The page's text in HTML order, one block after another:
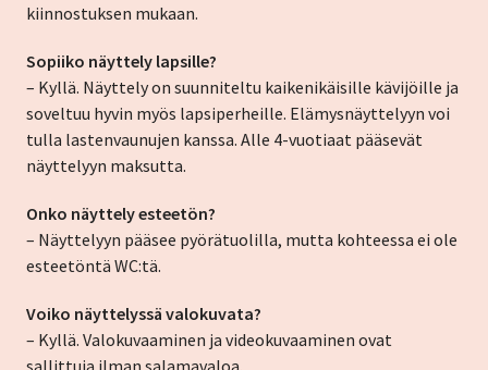
kiinnostuksen mukaan.
Sopiiko näyttely lapsille?
– Kyllä. Näyttely on suunniteltu kaikenikäisille kävijöille ja
soveltuu hyvin myös lapsiperheille. Elämysnäyttelyyn voi
tulla lastenvaunujen kanssa. Alle 4-vuotiaat pääsevät
näyttelyyn maksutta.
Onko näyttely esteetön?
– Näyttelyyn pääsee pyörätuolilla, mutta kohteessa ei ole
esteetöntä WC:tä.
Voiko näyttelyssä valokuvata?
– Kyllä. Valokuvaaminen ja videokuvaaminen ovat